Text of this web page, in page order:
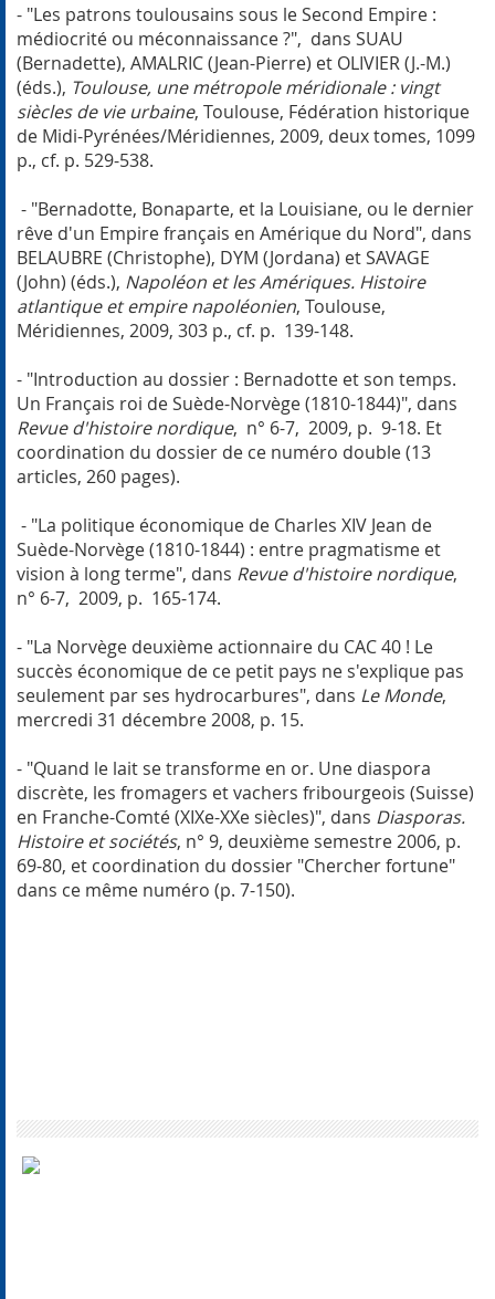
- "Les patrons toulousains sous le Second Empire :
médiocrité ou méconnaissance ?", dans SUAU
(Bernadette), AMALRIC (Jean-Pierre) et OLIVIER (J.-M.)
(éds.), Toulouse, une métropole méridionale : vingt
siècles de vie urbaine, Toulouse, Fédération historique
de Midi-Pyrénées/Méridiennes, 2009, deux tomes, 1099
p., cf. p. 529-538.
- "Bernadotte, Bonaparte, et la Louisiane, ou le dernier
rêve d'un Empire français en Amérique du Nord", dans
BELAUBRE (Christophe), DYM (Jordana) et SAVAGE
(John) (éds.), Napoléon et les Amériques. Histoire
atlantique et empire napoléonien, Toulouse,
Méridiennes, 2009, 303 p., cf. p. 139-148.
- "Introduction au dossier : Bernadotte et son temps.
Un Français roi de Suède-Norvège (1810-1844)", dans
Revue d'histoire nordique, n° 6-7, 2009, p. 9-18. Et
coordination du dossier de ce numéro double (13
articles, 260 pages).
- "La politique économique de Charles XIV Jean de
Suède-Norvège (1810-1844) : entre pragmatisme et
vision à long terme", dans Revue d'histoire nordique,
n° 6-7, 2009, p. 165-174.
- "La Norvège deuxième actionnaire du CAC 40 ! Le
succès économique de ce petit pays ne s'explique pas
seulement par ses hydrocarbures", dans Le Monde,
mercredi 31 décembre 2008, p. 15.
- "Quand le lait se transforme en or. Une diaspora
discrète, les fromagers et vachers fribourgeois (Suisse)
en Franche-Comté (XIXe-XXe siècles)", dans Diasporas.
Histoire et sociétés, n° 9, deuxième semestre 2006, p.
69-80, et coordination du dossier "Chercher fortune"
dans ce même numéro (p. 7-150).